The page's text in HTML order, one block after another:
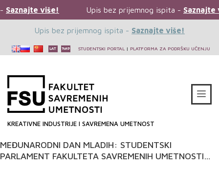
Saznajte više! Upis bez prijemnog ispita - Saznajte
Upis bez prijemnog ispita - Saznajte više!
STUDENTSKI PORTAL | PLATFORMA ZA PODRŠKU UČENJU
KREATIVNE INDUSTRIJE I SAVREMENA UMETNOST
MEĐUNARODNI DAN MLADIH: STUDENTSKI
PARLAMENT FAKULTETA SAVREMENIH UMETNOSTI